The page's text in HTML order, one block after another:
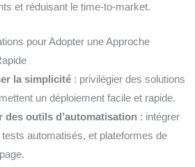
et réduisant le time-to-market.
pour Adopter une Approche
la simplicité: privilégier des solutions
un déploiement facile et rapide.
des outils d’automatisation: intégrer
automatisés, et plateformes de